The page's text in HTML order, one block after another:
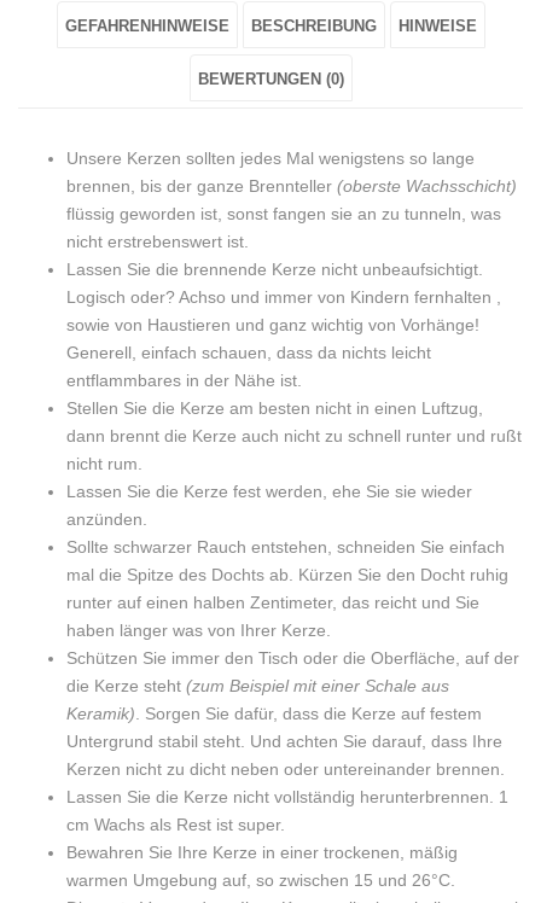
Jutesäcklein"
im
Jutesäcklein"
Twitter
Jutesäcklein"
Plus
Jutesäcklein"
on
Jutesäcklein"
on
GEFAHRENHINWEISE BESCHREIBUNG HINWEISE
BEWERTUNGEN (0)
Unsere Kerzen sollten jedes Mal wenigstens so lange
brennen, bis der ganze Brennteller (oberste Wachsschicht)
flüssig geworden ist, sonst fangen sie an zu tunneln, was
nicht erstrebenswert ist.
Lassen Sie die brennende Kerze nicht unbeaufsichtigt.
Logisch oder? Achso und immer von Kindern fernhalten ,
sowie von Haustieren und ganz wichtig von Vorhänge!
Generell, einfach schauen, dass da nichts leicht
entflammbares in der Nähe ist.
Stellen Sie die Kerze am besten nicht in einen Luftzug,
dann brennt die Kerze auch nicht zu schnell runter und rußt
nicht rum.
Lassen Sie die Kerze fest werden, ehe Sie sie wieder
anzünden.
Sollte schwarzer Rauch entstehen, schneiden Sie einfach
mal die Spitze des Dochts ab. Kürzen Sie den Docht ruhig
runter auf einen halben Zentimeter, das reicht und Sie
haben länger was von Ihrer Kerze.
Schützen Sie immer den Tisch oder die Oberfläche, auf der
die Kerze steht (zum Beispiel mit einer Schale aus
Keramik) . Sorgen Sie dafür, dass die Kerze auf festem
Untergrund stabil steht. Und achten Sie darauf, dass Ihre
Kerzen nicht zu dicht neben oder untereinander brennen.
Lassen Sie die Kerze nicht vollständig herunterbrennen. 1
cm Wachs als Rest ist super.
Bewahren Sie Ihre Kerze in einer trockenen, mäßig
warmen Umgebung auf, so zwischen 15 und 26°C.